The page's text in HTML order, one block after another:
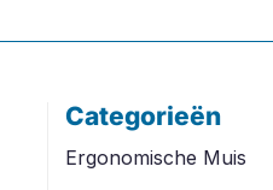
Categorieën
Ergonomische Muis